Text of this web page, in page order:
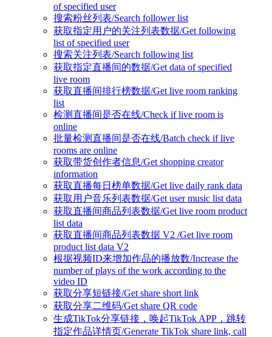
of specified user
搜索粉丝列表/Search follower list
获取指定用户的关注列表数据/Get following
list of specified user
搜索关注列表/Search following list
获取指定直播间的数据/Get data of specified
live room
获取直播间排行榜数据/Get live room ranking
list
检测直播间是否在线/Check if live room is
online
批量检测直播间是否在线/Batch check if live
rooms are online
获取带货创作者信息/Get shopping creator
information
获取直播每日榜单数据/Get live daily rank data
获取用户音乐列表数据/Get user music list data
获取直播间商品列表数据/Get live room product
list data
获取直播间商品列表数据 V2 /Get live room
product list data V2
根据视频ID来增加作品的播放数/Increase the
number of plays of the work according to the
video ID
获取分享短链接/Get share short link
获取分享二维码/Get share QR code
生成TikTok分享链接，唤起TikTok APP，跳转
指定作品详情页/Generate TikTok share link, call